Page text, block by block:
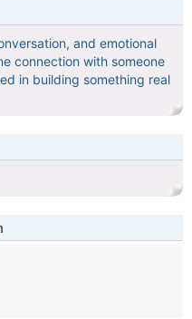
and emotional
connection with someone
in building something real